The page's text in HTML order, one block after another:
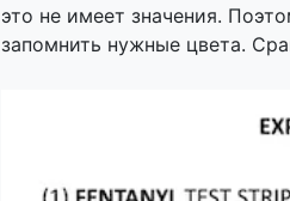
это не имеет значения.
запомнить нужные цвета.